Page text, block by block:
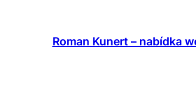
Roman Kunert – nabídka